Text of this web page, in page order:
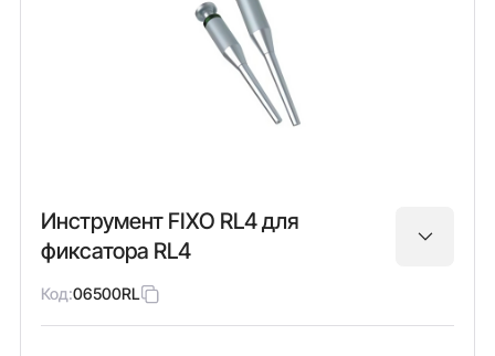
Инструмент FIXO RL4 для
фиксатора RL4
Код:06500RL